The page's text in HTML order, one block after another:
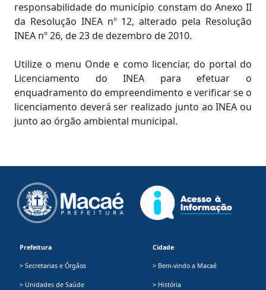
responsabilidade do município constam do Anexo II
da Resolução INEA nº 12, alterado pela Resolução
INEA nº 26, de 23 de dezembro de 2010.
Utilize o menu Onde e como licenciar, do portal do
Licenciamento do INEA para efetuar o
enquadramento do empreendimento e verificar se o
licenciamento deverá ser realizado junto ao INEA ou
junto ao órgão ambiental municipal.
Prefeitura
> Secretarias e Órgãos
> Unidades de Saúde
Cidade
> Bem-vindo a Macaé
> História